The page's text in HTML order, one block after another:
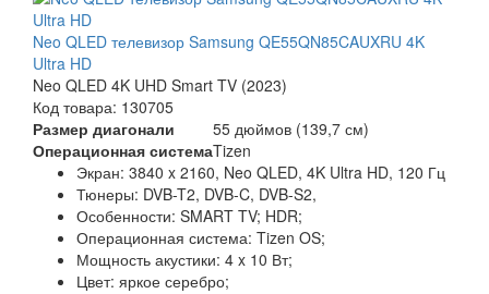
Neo QLED телевизор Samsung QE55QN85CAUXRU 4K
Ultra HD
Neo QLED 4K UHD Smart TV (2023)
Код товара: 130705
Размер диагонали
55 дюймов (139,7 см)
Операционная системаTizen
Экран: 3840 x 2160, Neo QLED, 4K Ultra HD, 120 Гц
Тюнеры: DVB-T2, DVB-C, DVB-S2,
Особенности: SMART TV; HDR;
Операционная система: Tizen OS;
Мощность акустики: 4 x 10 Вт;
Цвет: яркое серебро;